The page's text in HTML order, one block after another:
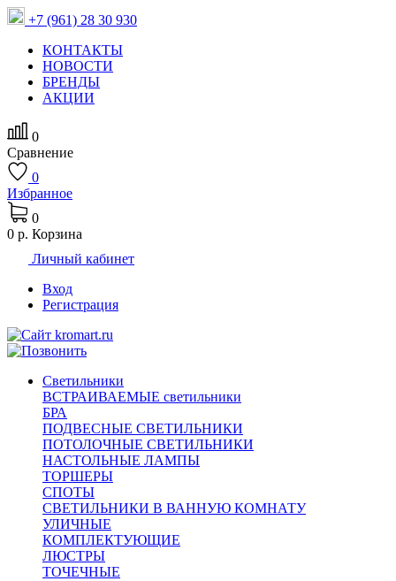
+7 (961) 28 30 930
КОНТАКТЫ
НОВОСТИ
БРЕНДЫ
АКЦИИ
0
Сравнение
0
Избранное
0
0 р. Корзина
Личный кабинет
Вход
Регистрация
Светильники
ВСТРАИВАЕМЫЕ светильники
БРА
ПОДВЕСНЫЕ СВЕТИЛЬНИКИ
ПОТОЛОЧНЫЕ СВЕТИЛЬНИКИ
НАСТОЛЬНЫЕ ЛАМПЫ
ТОРШЕРЫ
СПОТЫ
СВЕТИЛЬНИКИ В ВАННУЮ КОМНАТУ
УЛИЧНЫЕ
КОМПЛЕКТУЮЩИЕ
ЛЮСТРЫ
ТОЧЕЧНЫЕ